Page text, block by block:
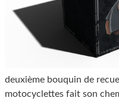
deuxième bouquin de
motocyclettes fait son